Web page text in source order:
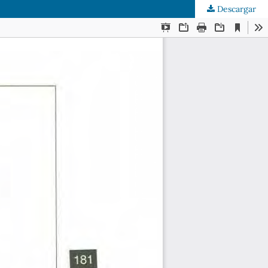
Descargar